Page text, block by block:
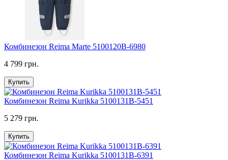
Комбинезон Reima Marte 5100120B-6980
4 799 грн.
Купить
Комбинезон Reima Kurikka 5100131B-5451
5 279 грн.
Купить
Комбинезон Reima Kurikka 5100131B-6391